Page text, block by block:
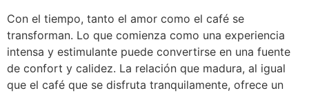
Con el tiempo, tanto el amor como el café se
transforman. Lo que comienza como una experiencia
intensa y estimulante puede convertirse en una fuente
de confort y calidez. La relación que madura, al igual
que el café que se disfruta tranquilamente, ofrece un